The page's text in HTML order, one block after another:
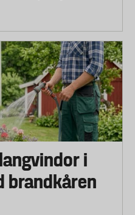
i
brandkåren